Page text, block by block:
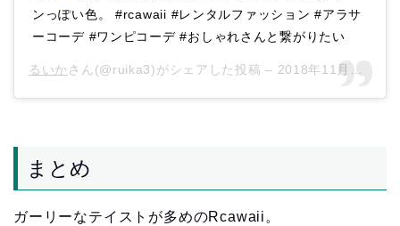
ンっぽい色。 #rcawaii #レンタルファッション #アラサ
ーコーデ #ワンピコーデ #おしゃれさんと繋がりたい
るいかさん(@ruika3)がシェアした投稿 – 2018年11月月8日午前3時21分PST
まとめ
ガーリーなテイストが多めのRcawaii。